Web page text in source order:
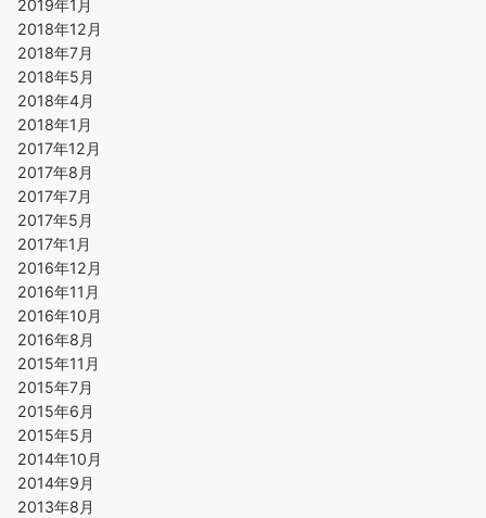
2019年1月
2018年12月
2018年7月
2018年5月
2018年4月
2018年1月
2017年12月
2017年8月
2017年7月
2017年5月
2017年1月
2016年12月
2016年11月
2016年10月
2016年8月
2015年11月
2015年7月
2015年6月
2015年5月
2014年10月
2014年9月
2013年8月